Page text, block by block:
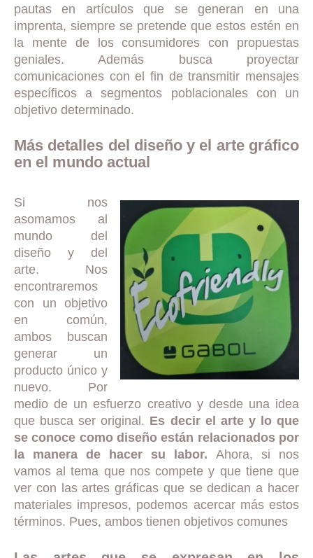
pautas en artículos que se generan en una
imprenta, siempre se pretende que estos estén en
la mente de los consumidores con propuestas
geniales. Además busca proyectar
comunicaciones con el fin de transmitir mensajes
específicos a segmentos poblacionales con un
objetivo determinado.
Más detalles del diseño y el arte gráfico
en el mundo actual
Si nos
asomamos al
mundo del
diseño y del
arte. Nos
encontraremos
con un objetivo
en común,
ambos buscan
generar un
producto único y
nuevo. Por
medio de un esfuerzo creativo y desde una idea
que busca ser original. Es decir el arte y lo que
se conoce como diseño están relacionados por
la manera de hacer su labor. Ahora, si nos
vamos al tema que nos compete y que tiene que
ver con las artes gráficas que se dedican a hacer
materiales impresos, podemos acercar más estos
términos. Pues, ambos tienen objetivos comunes